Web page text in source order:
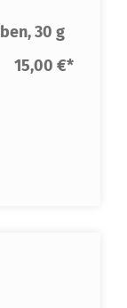
30 g
15,00 €*